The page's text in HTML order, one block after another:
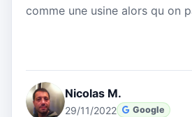
comme une usine alors qu on
Nicolas M.
29/11/2022 Google